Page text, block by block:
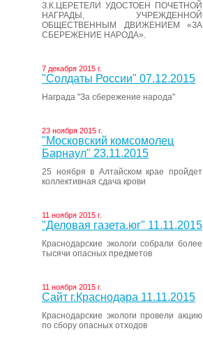
З.К.ЦЕРЕТЕЛИ УДОСТОЕН ПОЧЕТНОЙ
НАГРАДЫ, УЧРЕЖДЕННОЙ
ОБЩЕСТВЕННЫМ ДВИЖЕНИЕМ «ЗА
СБЕРЕЖЕНИЕ НАРОДА».
7 декабря 2015 г.
"Солдаты России" 07.12.2015
Награда "За сбережение народа"
23 ноября 2015 г.
"Московский комсомолец
Барнаул" 23.11.2015
25 ноября в Алтайском крае пройдет
коллективная сдача крови
11 ноября 2015 г.
"Деловая газета.юг" 11.11.2015
Краснодарские экологи собрали более
тысячи опасных предметов
11 ноября 2015 г.
Сайт г.Краснодара 11.11.2015
Краснодарские экологи провели акцию
по сбору опасных отходов